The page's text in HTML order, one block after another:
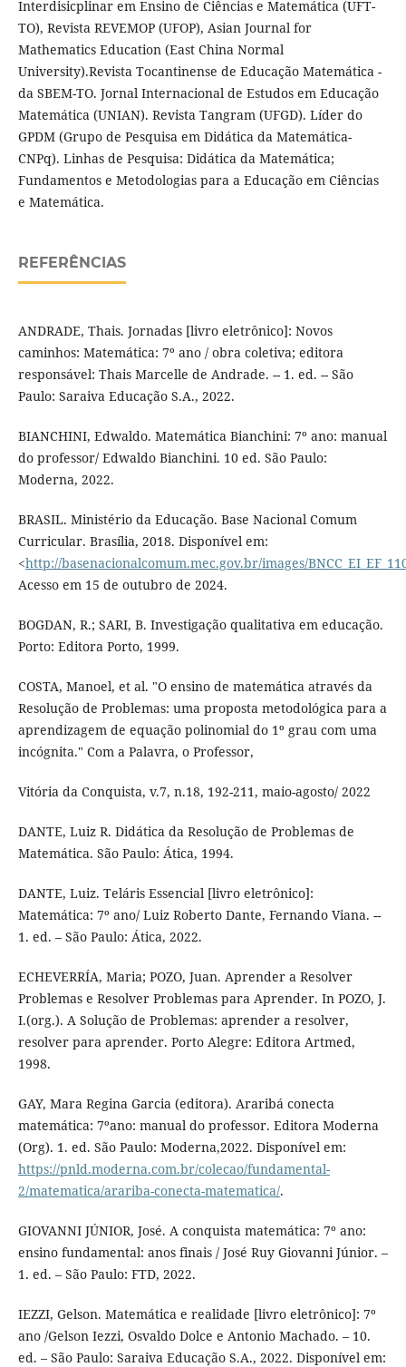
Interdisicplinar em Ensino de Ciências e Matemática (UFT-
TO), Revista REVEMOP (UFOP), Asian Journal for
Mathematics Education (East China Normal
University).Revista Tocantinense de Educação Matemática -
da SBEM-TO. Jornal Internacional de Estudos em Educação
Matemática (UNIAN). Revista Tangram (UFGD). Líder do
GPDM (Grupo de Pesquisa em Didática da Matemática-
CNPq). Linhas de Pesquisa: Didática da Matemática;
Fundamentos e Metodologias para a Educação em Ciências
e Matemática.
REFERÊNCIAS
ANDRADE, Thais. Jornadas [livro eletrônico]: Novos
caminhos: Matemática: 7º ano / obra coletiva; editora
responsável: Thais Marcelle de Andrade. -- 1. ed. -- São
Paulo: Saraiva Educação S.A., 2022.
BIANCHINI, Edwaldo. Matemática Bianchini: 7º ano: manual
do professor/ Edwaldo Bianchini. 10 ed. São Paulo:
Moderna, 2022.
BRASIL. Ministério da Educação. Base Nacional Comum
Curricular. Brasília, 2018. Disponível em:
<http://basenacionalcomum.mec.gov.br/images/
Acesso em 15 de outubro de 2024.
BOGDAN, R.; SARI, B. Investigação qualitativa em educação.
Porto: Editora Porto, 1999.
COSTA, Manoel, et al. "O ensino de matemática através da
Resolução de Problemas: uma proposta metodológica para a
aprendizagem de equação polinomial do 1º grau com uma
incógnita." Com a Palavra, o Professor,
Vitória da Conquista, v.7, n.18, 192-211, maio-agosto/ 2022
DANTE, Luiz R. Didática da Resolução de Problemas de
Matemática. São Paulo: Ática, 1994.
DANTE, Luiz. Teláris Essencial [livro eletrônico]:
Matemática: 7º ano/ Luiz Roberto Dante, Fernando Viana. --
1. ed. – São Paulo: Ática, 2022.
ECHEVERRÍA, Maria; POZO, Juan. Aprender a Resolver
Problemas e Resolver Problemas para Aprender. In POZO, J.
I.(org.). A Solução de Problemas: aprender a resolver,
resolver para aprender. Porto Alegre: Editora Artmed,
1998.
GAY, Mara Regina Garcia (editora). Araribá conecta
matemática: 7ºano: manual do professor. Editora Moderna
(Org). 1. ed. São Paulo: Moderna,2022. Disponível em:
https://pnld.moderna.com.br/colecao/fundamental-
2/matematica/arariba-conecta-matematica/.
GIOVANNI JÚNIOR, José. A conquista matemática: 7º ano:
ensino fundamental: anos finais / José Ruy Giovanni Júnior. –
1. ed. – São Paulo: FTD, 2022.
IEZZI, Gelson. Matemática e realidade [livro eletrônico]: 7º
ano /Gelson Iezzi, Osvaldo Dolce e Antonio Machado. – 10.
ed. – São Paulo: Saraiva Educação S.A., 2022. Disponível em: